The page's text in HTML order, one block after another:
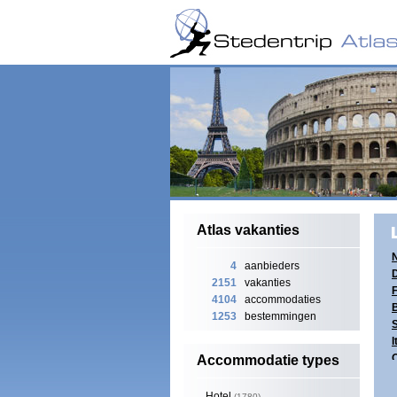
Atlas vakanties
4
aanbieders
2151
vakanties
4104
accommodaties
1253
bestemmingen
Accommodatie types